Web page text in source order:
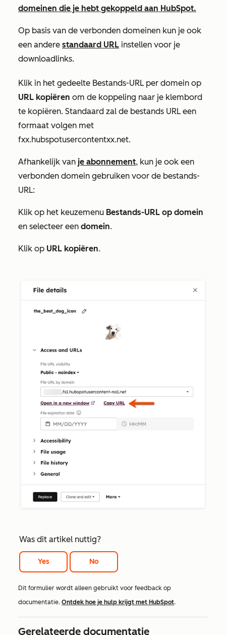
domeinen die je hebt gekoppeld aan HubSpot.
Op basis van de verbonden domeinen kun je ook
een andere standaard URL instellen voor je
downloadlinks.
Klik in het gedeelte Bestands-URL per domein op
URL kopiëren om de koppeling naar je klembord
te kopiëren. Standaard zal de bestands URL een
formaat volgen met
fxx.hubspotusercontentxx.net.
Afhankelijk van je abonnement, kun je ook een
verbonden domein gebruiken voor de bestands-
URL:
Klik op het keuzemenu Bestands-URL op domein
en selecteer een domein.
Klik op URL kopiëren.
Was dit artikel nuttig?
Yes No
Dit formulier wordt alleen gebruikt voor feedback op
documentatie. Ontdek hoe je hulp krijgt met HubSpot.
Gerelateerde documentatie